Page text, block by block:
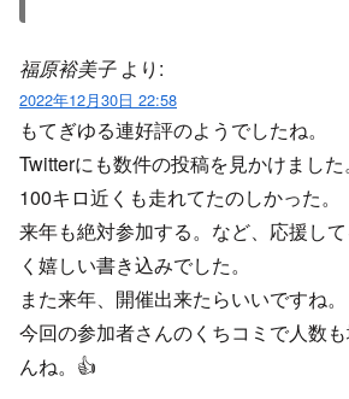
福原裕美子 より:
2022年12月30日 22:58
もてぎゆる連好評のようでしたね。
Twitterにも数件の投稿を見かけました。
100キロ近くも走れてたのしかった。
来年も絶対参加する。など、応援し
く嬉しい書き込みでした。
また来年、開催出来たらいいですね。
今回の参加者さんのくちコミで人数
んね。👍️